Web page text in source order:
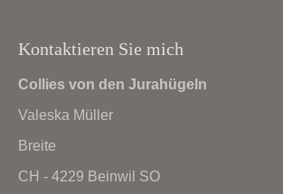
Kontaktieren Sie mich
Collies von den Jurahügeln
Valeska Müller
Breite
CH - 4229 Beinwil SO